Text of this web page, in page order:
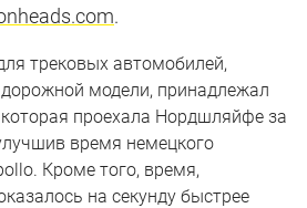
.
трековых автомобилей,
модели, принадлежал
проехала Нордшляйфе за
время немецкого
Кроме того, время,
на секунду быстрее